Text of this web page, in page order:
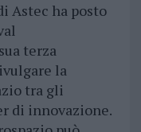
Astec ha posto
terza
la
tra gli
di innovazione.